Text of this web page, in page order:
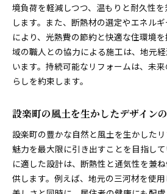
境負荷を軽減しつつ、温もりと耐久性
します。また、断熱材の選定やエネル
により、光熱費の節約と快適な住環境
域の職人との協力による施工は、地元
います。持続可能なリフォームは、未
らしを約束します。
設楽町の風土を生かしたデザイン
設楽町の豊かな自然と風土を生かした
魅力を最大限に引き出すことを目指し
に適した設計は、断熱性と通気性を兼
供します。例えば、地元の三河材を使